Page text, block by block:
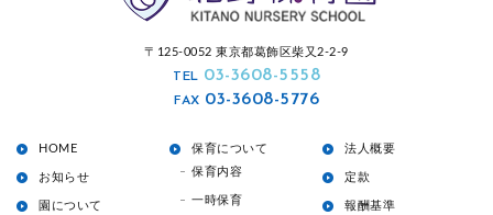
〒125-0052 東京都葛飾区柴又2-2-9
TEL 03-3608-5558
FAX 03-3608-5776
HOME
お知らせ
園について
保育について
保育内容
一時保育
法人概要
定款
報酬基準